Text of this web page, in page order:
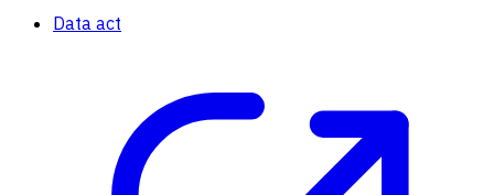
Data act